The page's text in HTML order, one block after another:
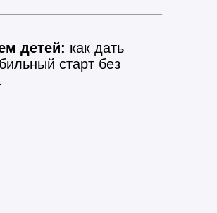
детей: как дать
старт без